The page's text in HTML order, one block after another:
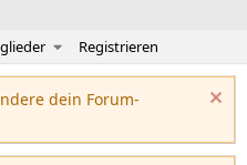
Registrieren
dein Forum-